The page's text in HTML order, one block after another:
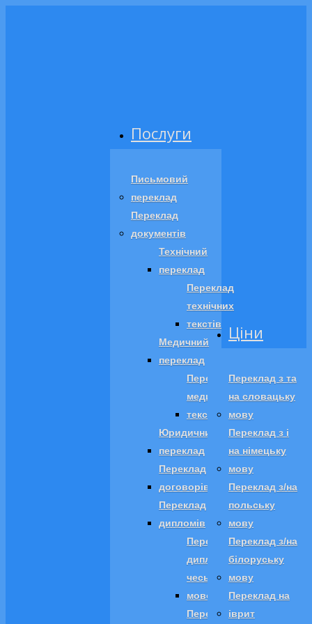
Послуги
Письмовий
переклад
Переклад
документів
Технічний
переклад
Переклад
технічних
текстів
Медичний
переклад
Переклад
медичних
текстів
Юридичний
переклад
Переклад
договорів
Переклад
дипломів
Переклад
диплома
чеською
мовою
Переклад
Ціни
Переклад з та
на словацьку
мову
Переклад з і
на німецьку
мову
Переклад з/на
польську
мову
Переклад з/на
білоруську
мову
Переклад на
іврит